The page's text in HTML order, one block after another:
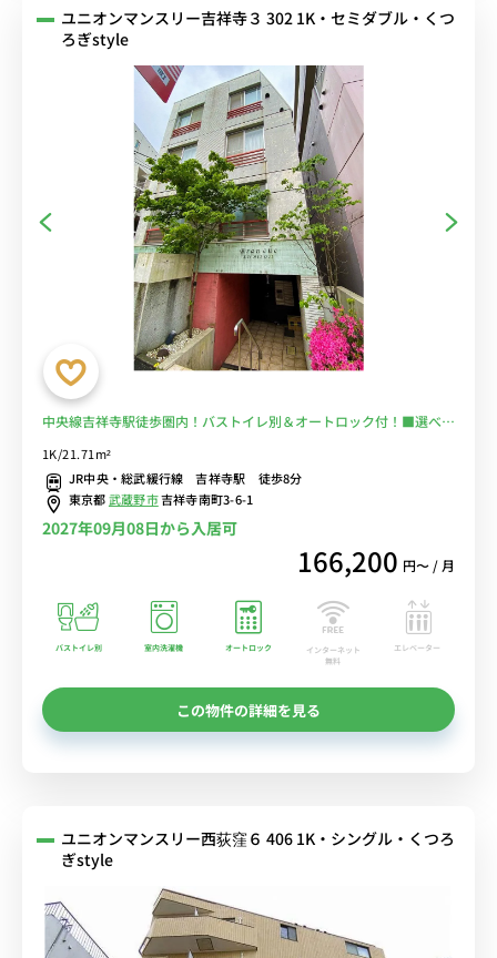
ユニオンマンスリー吉祥寺３ 302 1K・セミダブル・くつ
ろぎstyle
中央線吉祥寺駅徒歩圏内！バストイレ別＆オートロック付！■選べる
1K/21.71m²
JR中央・総武緩行線 吉祥寺駅 徒歩8分
東京都武蔵野市吉祥寺南町3-6-1
2027年09月08日から入居可
166,200 円〜 / 月
バストイレ別 室内洗濯機 オートロック
インターネット
無料
エレベーター
この物件の詳細を見る
ユニオンマンスリー西荻窪６ 406 1K・シングル・くつろ
ぎstyle